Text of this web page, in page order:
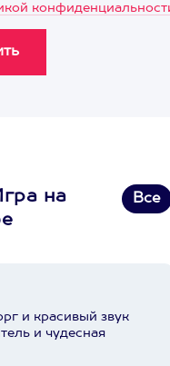
на
Все
и красивый звук
и чудесная